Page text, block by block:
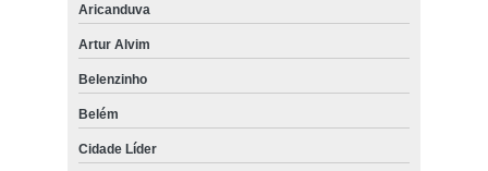
Aricanduva
Artur Alvim
Belenzinho
Belém
Cidade Líder